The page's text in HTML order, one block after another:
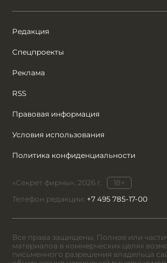
Редакция
Спецпроекты
Реклама
RSS
Правовая информация
Условия использования
Политика конфиденциальности
«Секрет фирмы», 2026 г.
18+
Телефон редакции: +7 495 785-17-00
Все права защищены. Полное или
материалов в коммерческих целях
письменного разрешения владельца